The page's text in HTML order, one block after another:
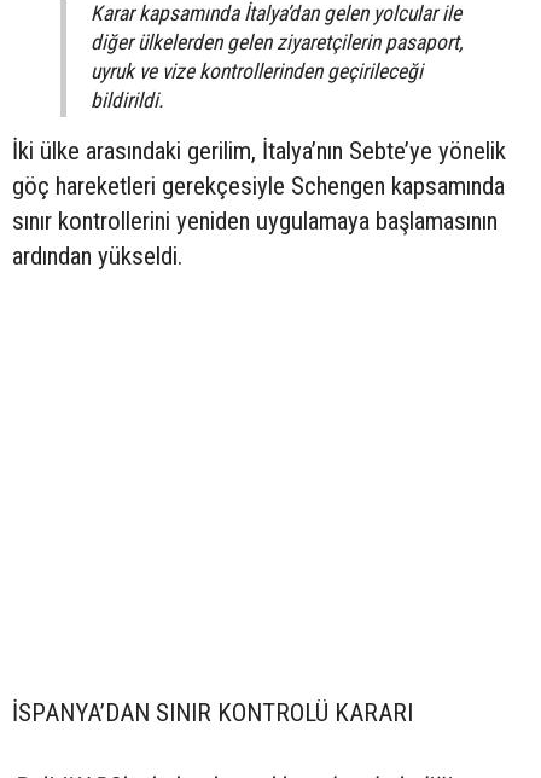
Karar kapsamında İtalya’dan gelen yolcular ile
diğer ülkelerden gelen ziyaretçilerin pasaport,
uyruk ve vize kontrollerinden geçirileceği
bildirildi.
İki ülke arasındaki gerilim, İtalya’nın Sebte’ye yönelik
göç hareketleri gerekçesiyle Schengen kapsamında
sınır kontrollerini yeniden uygulamaya başlamasının
ardından yükseldi.
İSPANYA’DAN SINIR KONTROLÜ KARARI